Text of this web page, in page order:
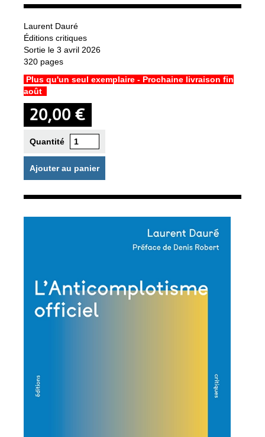
Laurent Dauré
Éditions critiques
Sortie le 3 avril 2026
320 pages
Plus qu'un seul exemplaire - Prochaine livraison fin
août
20,00 €
Quantité
Ajouter au panier